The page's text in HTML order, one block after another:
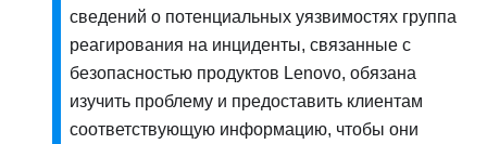
сведений о потенциальных уязвимостях группа
реагирования на инциденты, связанные с
безопасностью продуктов Lenovo, обязана
изучить проблему и предоставить клиентам
соответствующую информацию, чтобы они